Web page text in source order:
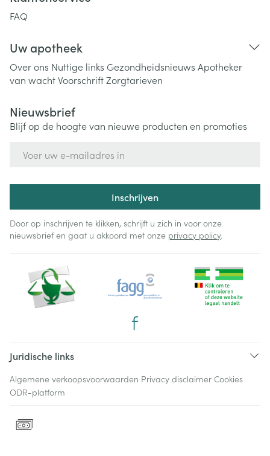
FAQ
Uw apotheek
Over ons Nuttige links Gezondheidsnieuws Apotheker
van wachtVoorschriftZorgtarieven
Nieuwsbrief
Blijf op de hoogte van nieuwe producten en promoties
Inschrijven
Door op inschrijven te klikken, schrijft u zich in voor onze
nieuwsbrief en gaat u akkoord met onze privacy policy.
Juridische links
Algemene verkoopsvoorwaarden Privacy disclaimer Cookies
ODR-platform